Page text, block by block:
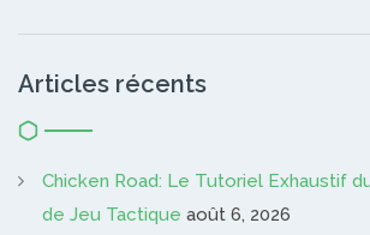
Articles récents
Chicken Road: Le Tutoriel Exhaustif
de Jeu Tactique août 6, 2026